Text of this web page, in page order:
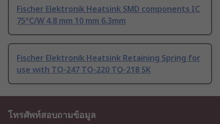
Fischer Elektronik Heatsink SMD components IC
75°C/W 4.8 mm 10 mm 6.3mm
Fischer Elektronik Heatsink Retaining Spring for
use with TO-247 TO-220 TO-218 SK
โทรศัพท์สอบถามข้อมูล